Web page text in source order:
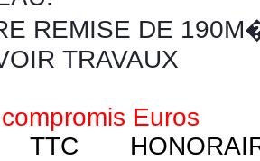
REMISE DE
TRAVAUX
Euros